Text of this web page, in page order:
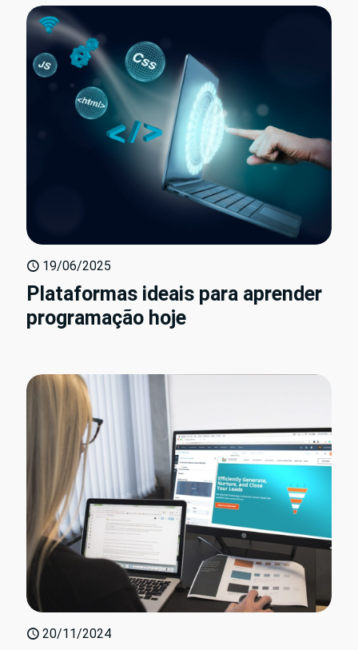
19/06/2025
Plataformas ideais para aprender
programação hoje
20/11/2024